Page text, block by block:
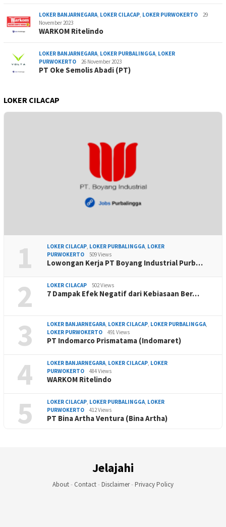
LOKER BANJARNEGARA LOKER CILACAP LOKER PURWOKERTO
29
November 2023
WARKOM Ritelindo
LOKER BANJARNEGARA LOKER PURBALINGGA LOKER
PURWOKERTO
26 November 2023
PT Oke Semolis Abadi (PT)
LOKER CILACAP
1 LOKER CILACAP, LOKER PURBALINGGA, LOKER
PURWOKERTO
509 Views
Lowongan Kerja PT Boyang Industrial Purb…
2 LOKER CILACAP 502 Views
7 Dampak Efek Negatif dari Kebiasaan Ber…
3 LOKER BANJARNEGARA, LOKER CILACAP, LOKER PURBALINGGA,
LOKER PURWOKERTO
491 Views
PT Indomarco Prismatama (Indomaret)
4 LOKER BANJARNEGARA, LOKER CILACAP, LOKER
PURWOKERTO
484 Views
WARKOM Ritelindo
5 LOKER CILACAP, LOKER PURBALINGGA, LOKER
PURWOKERTO
412 Views
PT Bina Artha Ventura (Bina Artha)
Jelajahi
About- Contact- Disclaimer- Privacy Policy